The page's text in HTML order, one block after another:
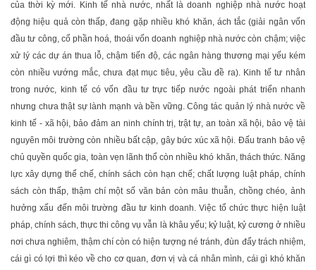
của thời kỳ mới. Kinh tế nhà nước, nhất là doanh nghiệp nhà nước hoạt
động hiệu quả còn thấp, đang gặp nhiều khó khăn, ách tắc (giải ngân vốn
đầu tư công, cổ phần hoá, thoái vốn doanh nghiệp nhà nước còn chậm; việc
xử lý các dự án thua lỗ, chậm tiến độ, các ngân hàng thương mại yếu kém
còn nhiều vướng mắc, chưa đạt mục tiêu, yêu cầu đề ra). Kinh tế tư nhân
trong nước, kinh tế có vốn đầu tư trực tiếp nước ngoài phát triển nhanh
nhưng chưa thật sự lành mạnh và bền vững. Công tác quản lý nhà nước về
kinh tế - xã hội, bảo đảm an ninh chính trị, trật tự, an toàn xã hội, bảo vệ tài
nguyên môi trường còn nhiều bất cập, gây bức xúc xã hội. Đấu tranh bảo vệ
chủ quyền quốc gia, toàn vẹn lãnh thổ còn nhiều khó khăn, thách thức. Năng
lực xây dựng thể chế, chính sách còn hạn chế; chất lượng luật pháp, chính
sách còn thấp, thậm chí một số văn bản còn mâu thuẫn, chồng chéo, ảnh
hưởng xấu đến môi trường đầu tư kinh doanh. Việc tổ chức thực hiện luật
pháp, chính sách, thực thi công vụ vẫn là khâu yếu; kỷ luật, kỷ cương ở nhiều
nơi chưa nghiêm, thậm chí còn có hiện tượng né tránh, đùn đẩy trách nhiệm,
cái gì có lợi thì kéo về cho cơ quan, đơn vị và cá nhân mình, cái gì khó khăn